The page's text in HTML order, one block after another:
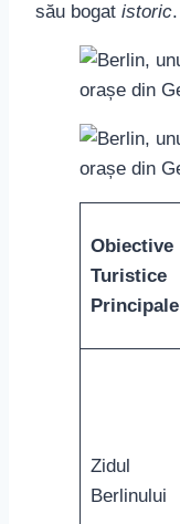
său bogat istoric.
Obiective
Turistice
Principale
Zidul
Berlinului